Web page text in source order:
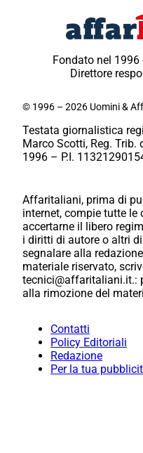
Fondato nel
Direttore
© 1996 – 2026 Uomini &
Testata giornalistica
Marco Scotti, Reg. Trib.
1996 – P.I.
Affaritaliani, prima di
internet, compie tutte le
accertarne il libero
i diritti di autore o altri
segnalare alla
materiale riservato,
tecnici@affaritaliani.it.:
alla rimozione del
Contatti
Policy Editoriali
Redazione
Per la tua